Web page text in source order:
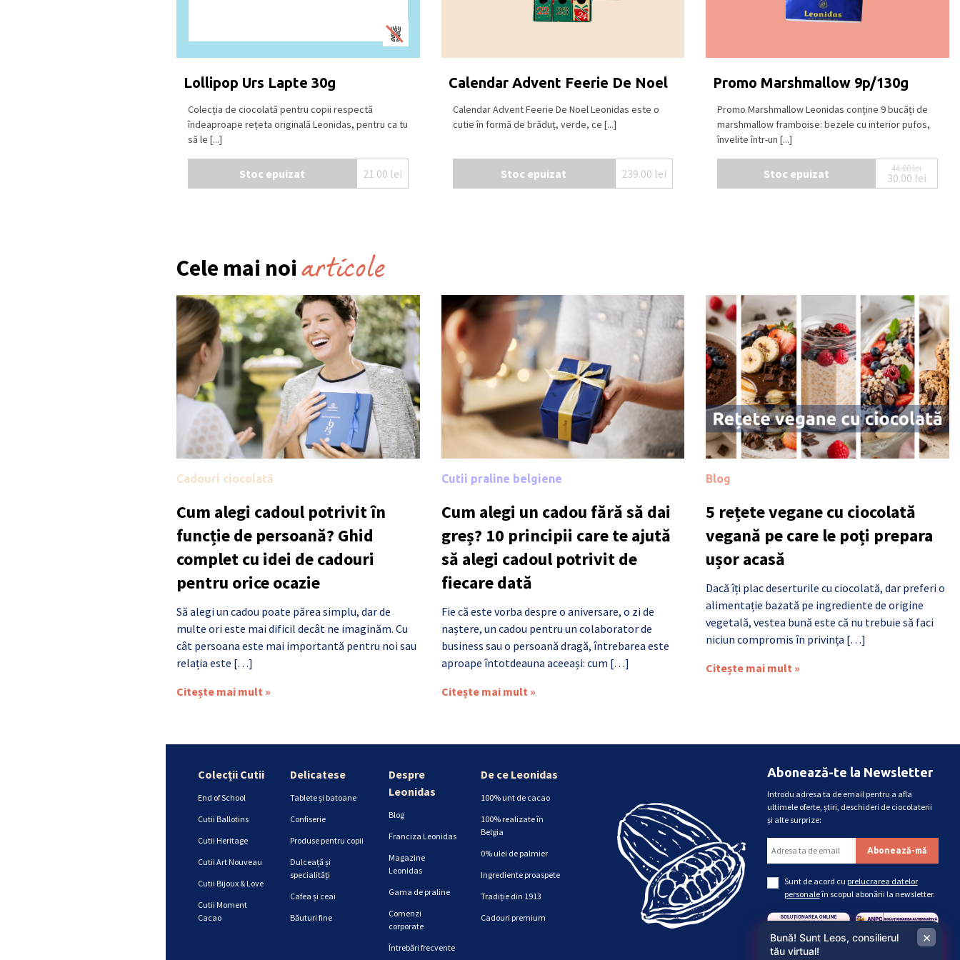
Lollipop Urs Lapte 30g
Colecția de ciocolată pentru copii respectă
îndeaproape rețeta originală Leonidas, pentru ca tu
să le [...]
Stoc epuizat 21.00 lei
Calendar Advent Feerie De Noel
Calendar Advent Feerie De Noel Leonidas este o
cutie în formă de brăduț, verde, ce [...]
Stoc epuizat 239.00 lei
Promo Marshmallow 9p/130g
Promo Marshmallow Leonidas conține 9 bucăți de
marshmallow framboise: bezele cu interior pufos,
învelite într-un [...]
Stoc epuizat 44.00lei
Prețul
30.00 lei
Prețul
Cele mai noi articole
Cadouri ciocolată
Cum alegi cadoul potrivit în
funcție de persoană? Ghid
complet cu idei de cadouri
pentru orice ocazie
Să alegi un cadou poate părea simplu, dar de
multe ori este mai dificil decât ne imaginăm. Cu
cât persoana este mai importantă pentru noi sau
relația este […]
Citește mai mult »
Cutii praline belgiene
Cum alegi un cadou fără să dai
greș? 10 principii care te ajută
să alegi cadoul potrivit de
fiecare dată
Fie că este vorba despre o aniversare, o zi de
naștere, un cadou pentru un colaborator de
business sau o persoană dragă, întrebarea este
aproape întotdeauna aceeași: cum […]
Citește mai mult »
Blog
5 rețete vegane cu ciocolată
vegană pe care le poți prepara
ușor acasă
Dacă îți plac deserturile cu ciocolată, dar preferi o
alimentație bazată pe ingrediente de origine
vegetală, vestea bună este că nu trebuie să faci
niciun compromis în privința […]
Citește mai mult »
Colecții Cutii
End of School
Cutii Ballotins
Cutii Heritage
Cutii Art Nouveau
Cutii Bijoux & Love
Cutii Moment
Cacao
Delicatese
Tablete și batoane
Confiserie
Produse pentru copii
Dulceață și
specialități
Cafea și ceai
Băuturi fine
Despre
Leonidas
Blog
Franciza Leonidas
Magazine
Leonidas
Gama de praline
Comenzi
corporate
Întrebări frecvente
De ce Leonidas
100% unt de cacao
100% realizate în
Belgia
0% ulei de palmier
Ingrediente proaspete
Tradiție din 1913
Cadouri premium
Abonează-te la Newsletter
Introdu adresa ta de email pentru a afla
ultimele oferte, știri, deschideri de ciocolaterii
și alte surprize:
Sunt de acord cu prelucrarea datelor
personaleîn scopul abonării la newsletter.
Bună! Sunt Leos, consilierul
tău virtual!
×